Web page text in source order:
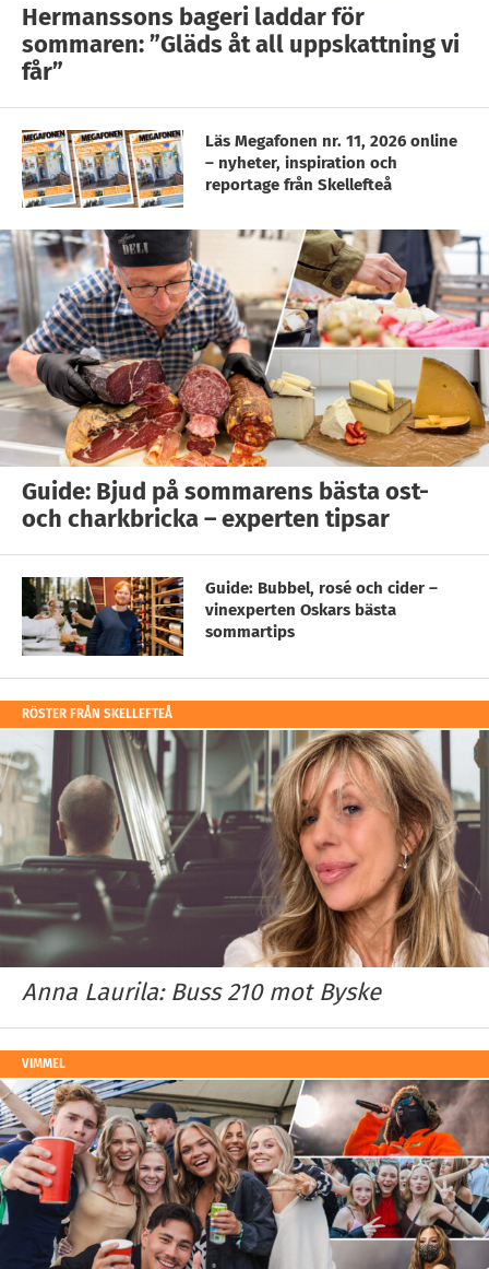
Hermanssons bageri laddar för
sommaren: ”Gläds åt all uppskattning vi
får”
Läs Megafonen nr. 11, 2026 online
– nyheter, inspiration och
reportage från Skellefteå
Guide: Bjud på sommarens bästa ost-
och charkbricka – experten tipsar
Guide: Bubbel, rosé och cider –
vinexperten Oskars bästa
sommartips
RÖSTER FRÅN SKELLEFTEÅ
Anna Laurila: Buss 210 mot Byske
VIMMEL